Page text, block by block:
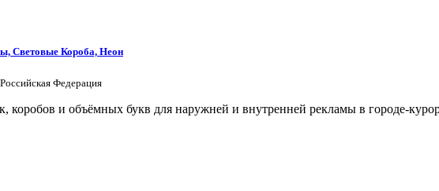
Световые Короба, Неон
Федерация
коробов и объёмных букв для наружней и внутренней рекламы в городе-